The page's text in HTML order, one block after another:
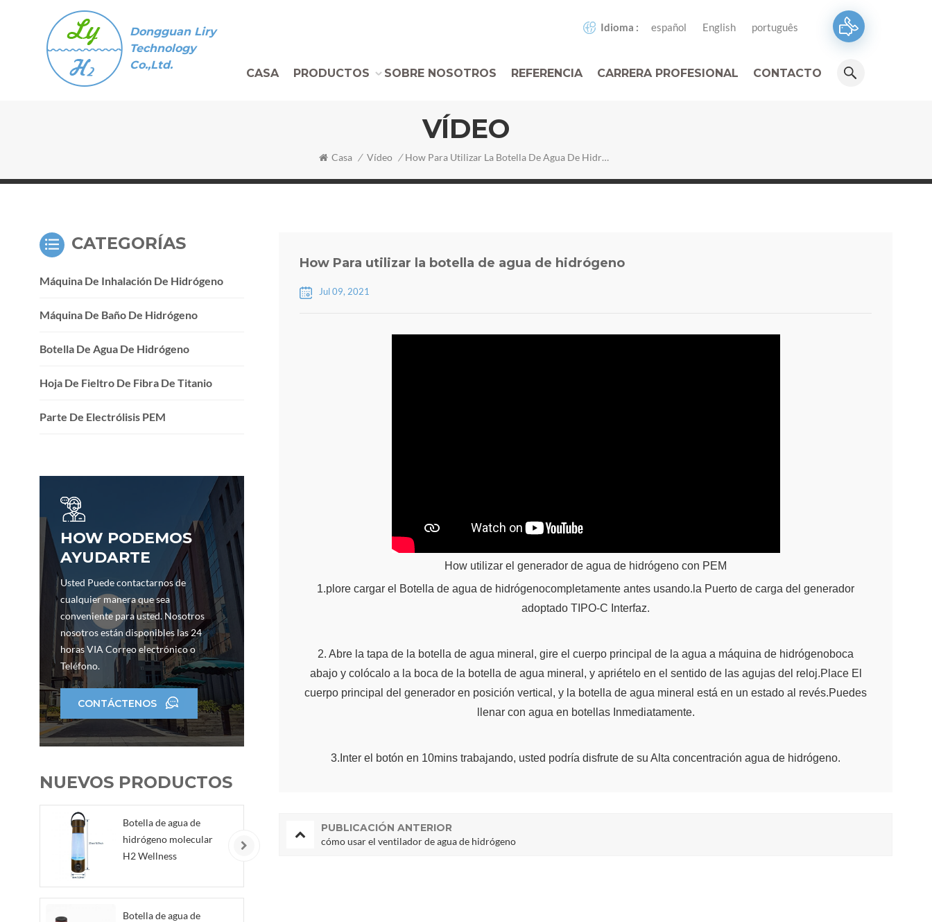
Dongguan Liry
Technology
Co.,Ltd.
Idioma : español English português
CASA PRODUCTOS SOBRE NOSOTROS REFERENCIA CARRERA PROFESIONAL CONTACTO
VÍDEO
Casa / Vídeo / How Para Utilizar La Botella De Agua De Hidrógeno
How Para utilizar la botella de agua de hidrógeno
Jul 09, 2021
How utilizar el generador de agua de hidrógeno con PEM
1.plore cargar el Botella de agua de hidrógenocompletamente antes usando.la Puerto de carga del generador
adoptado TIPO-C Interfaz.
2. Abre la tapa de la botella de agua mineral, gire el cuerpo principal de la agua a máquina de hidrógenoboca
abajo y colócalo a la boca de la botella de agua mineral, y apriételo en el sentido de las agujas del reloj.Place El
cuerpo principal del generador en posición vertical, y la botella de agua mineral está en un estado al revés.Puedes
llenar con agua en botellas Inmediatamente.
3.Inter el botón en 10mins trabajando, usted podría disfrute de su Alta concentración agua de hidrógeno.
PUBLICACIÓN ANTERIOR
cómo usar el ventilador de agua de hidrógeno
CATEGORÍAS
Máquina De Inhalación De Hidrógeno
Máquina De Baño De Hidrógeno
Botella De Agua De Hidrógeno
Hoja De Fieltro De Fibra De Titanio
Parte De Electrólisis PEM
HOW PODEMOS
AYUDARTE
Usted Puede contactarnos de
cualquier manera que sea
conveniente para usted. Nosotros
nosotros están disponibles las 24
horas VIA Correo electrónico o
Teléfono.
CONTÁCTENOS
NUEVOS PRODUCTOS
Botella de agua de
hidrógeno molecular
H2 Wellness
Botella de agua de